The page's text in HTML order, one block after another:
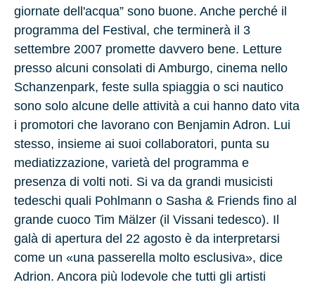
giornate dell'acqua” sono buone. Anche perché il
programma del Festival, che terminerà il 3
settembre 2007 promette davvero bene. Letture
presso alcuni consolati di Amburgo, cinema nello
Schanzenpark, feste sulla spiaggia o sci nautico
sono solo alcune delle attività a cui hanno dato vita
i promotori che lavorano con Benjamin Adron. Lui
stesso, insieme ai suoi collaboratori, punta su
mediatizzazione, varietà del programma e
presenza di volti noti. Si va da grandi musicisti
tedeschi quali Pohlmann o Sasha & Friends fino al
grande cuoco Tim Mälzer (il Vissani tedesco). Il
galà di apertura del 22 agosto è da interpretarsi
come un «una passerella molto esclusiva», dice
Adrion. Ancora più lodevole che tutti gli artisti